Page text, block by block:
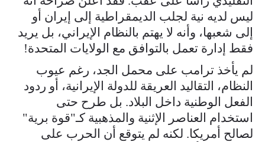
ليس لديه نية لجلب الديمقراطية إلى إيران أو
إلى شعبها، وأنه لا يهتم بالنظام الإيراني، بل يريد
فقط إدارة تعمل بالتوافق مع الولايات المتحدة!
لم يأخذ ترامب على محمل الجد، رغم عيوب
النظام، التقاليد العريقة للدولة الإيرانية، أو ردود
الفعل الوطنية داخل البلاد. بل طرح حتى
استخدام العناصر الإثنية والمذهبية كـ"قوة برية"
لصالح أمريكا. لكنه لم يتوقع أن الحرب على